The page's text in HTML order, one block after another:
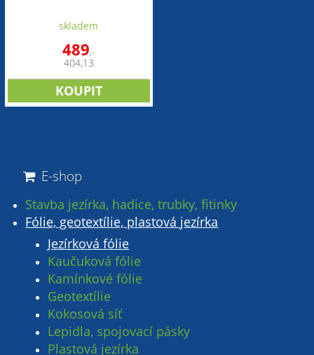
skladem
489,-
404,13
E-shop
Stavba jezírka, hadice, trubky, fitinky
Fólie, geotextílie, plastová jezírka
Jezírková fólie
Kaučuková fólie
Kamínkové fólie
Geotextílie
Kokosová síť
Lepidla, spojovací pásky
Plastová jezírka